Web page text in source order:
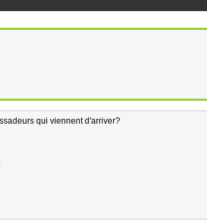
qui viennent d'arriver?